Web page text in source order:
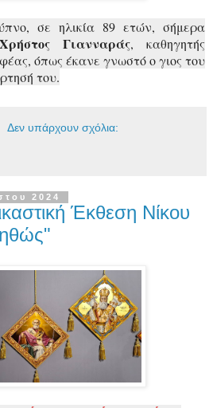
σε ηλικία 89 ετών, σήμερα
Χρήστος Γιανναράς, καθηγητής
όπως έκανε γνωστό ο γιος του
του.
Δεν υπάρχουν σχόλια:
2024
Έκθεση Νίκου